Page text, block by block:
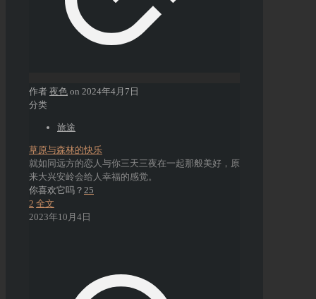
作者 夜色 on 2024年4月7日
分类
旅途
草原与森林的快乐
就如同远方的恋人与你三天三夜在一起那般美好，原
来大兴安岭会给人幸福的感觉。
你喜欢它吗？ 25
2 全文
2023年10月4日